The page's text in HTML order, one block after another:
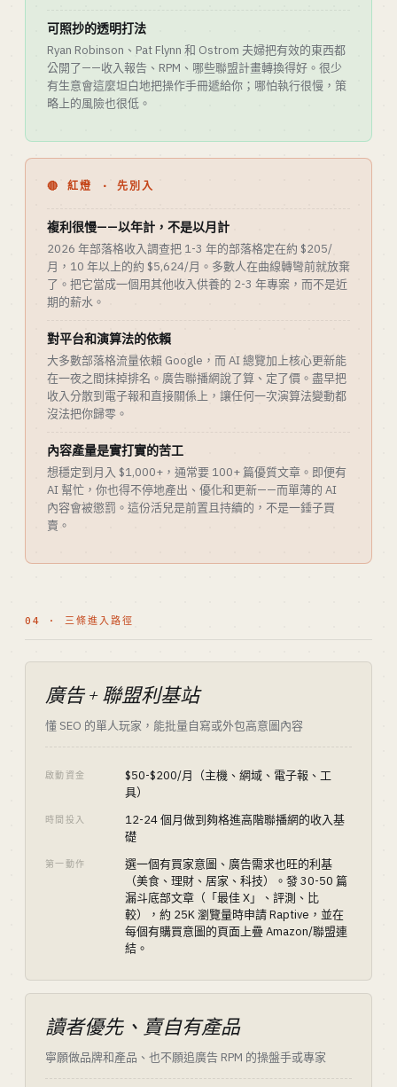
可照抄的透明打法
Ryan Robinson、Pat Flynn 和 Ostrom 夫婦把有效的東西都
公開了——收入報告、RPM、哪些聯盟計畫轉換得好。很少
有生意會這麼坦白地把操作手冊遞給你；哪怕執行很慢，策
略上的風險也很低。
🔴 紅燈 · 先別入
複利很慢——以年計，不是以月計
2026 年部落格收入調查把 1-3 年的部落格定在約 $205/
月，10 年以上的約 $5,624/月。多數人在曲線轉彎前就放棄
了。把它當成一個用其他收入供養的 2-3 年專案，而不是近
期的薪水。
對平台和演算法的依賴
大多數部落格流量依賴 Google，而 AI 總覽加上核心更新能
在一夜之間抹掉排名。廣告聯播網說了算、定了價。盡早把
收入分散到電子報和直接關係上，讓任何一次演算法變動都
沒法把你歸零。
內容產量是實打實的苦工
想穩定到月入 $1,000+，通常要 100+ 篇優質文章。即便有
AI 幫忙，你也得不停地產出、優化和更新——而單薄的 AI
內容會被懲罰。這份活兒是前置且持續的，不是一錘子買
賣。
04 · 三條進入路徑
廣告 + 聯盟利基站
懂 SEO 的單人玩家，能批量自寫或外包高意圖內容
啟動資金
$50-$200/月（主機、網域、電子報、工
具）
時間投入
12-24 個月做到夠格進高階聯播網的收入基
礎
第一動作
選一個有買家意圖、廣告需求也旺的利基
（美食、理財、居家、科技）。發 30-50 篇
漏斗底部文章（「最佳 X」、評測、比
較），約 25K 瀏覽量時申請 Raptive，並在
每個有購買意圖的頁面上疊 Amazon/聯盟連
結。
讀者優先、賣自有產品
寧願做品牌和產品、也不願追廣告 RPM 的操盤手或專家